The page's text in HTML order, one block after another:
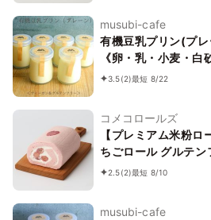
musubi-cafe
有機豆乳プリン(プ
《卵・乳・小麦・白
ーガンスイーツ》《
3.5(2)最短 8/22
コメコロールズ
【プレミアム米粉
ちごロール グルテン
2.5(2)最短 8/10
musubi-cafe